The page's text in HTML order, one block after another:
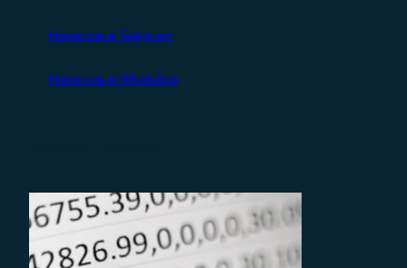
Написать в Telegram
Написать в WhatsApp